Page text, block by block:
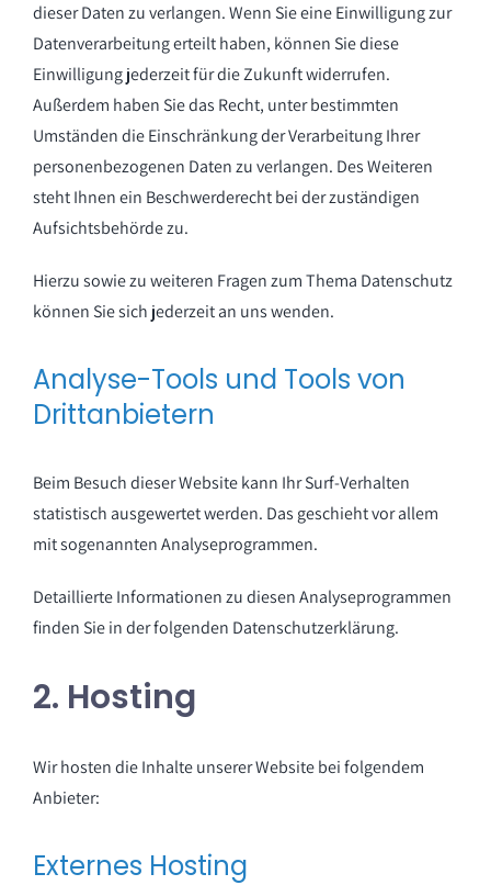
dieser Daten zu verlangen. Wenn Sie eine Einwilligung zur
Datenverarbeitung erteilt haben, können Sie diese
Einwilligung jederzeit für die Zukunft widerrufen.
Außerdem haben Sie das Recht, unter bestimmten
Umständen die Einschränkung der Verarbeitung Ihrer
personenbezogenen Daten zu verlangen. Des Weiteren
steht Ihnen ein Beschwerderecht bei der zuständigen
Aufsichtsbehörde zu.
Hierzu sowie zu weiteren Fragen zum Thema Datenschutz
können Sie sich jederzeit an uns wenden.
Analyse-Tools und Tools von
Dritt­anbietern
Beim Besuch dieser Website kann Ihr Surf-Verhalten
statistisch ausgewertet werden. Das geschieht vor allem
mit sogenannten Analyseprogrammen.
Detaillierte Informationen zu diesen Analyseprogrammen
finden Sie in der folgenden Datenschutzerklärung.
2. Hosting
Wir hosten die Inhalte unserer Website bei folgendem
Anbieter:
Externes Hosting